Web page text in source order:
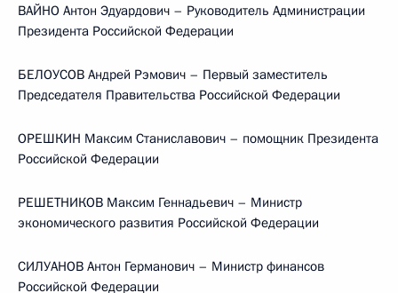
ВАЙНО Антон Эдуардович – Руководитель Администрации
Президента Российской Федерации
БЕЛОУСОВ Андрей Рэмович – Первый заместитель
Председателя Правительства Российской Федерации
ОРЕШКИН Максим Станиславович – помощник Президента
Российской Федерации
РЕШЕТНИКОВ Максим Геннадьевич – Министр
экономического развития Российской Федерации
СИЛУАНОВ Антон Германович – Министр финансов
Российской Федерации